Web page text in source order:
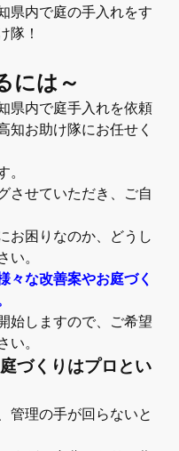
県内で庭の手入れをす
隊！
には～
県内で庭手入れを依頼
知お助け隊にお任せく
させていただき、ご自
お困りなのか、どうし
。
々な改善案やお庭づく
始しますので、ご希望
。
づくりはプロとい
管理の手が回らないと